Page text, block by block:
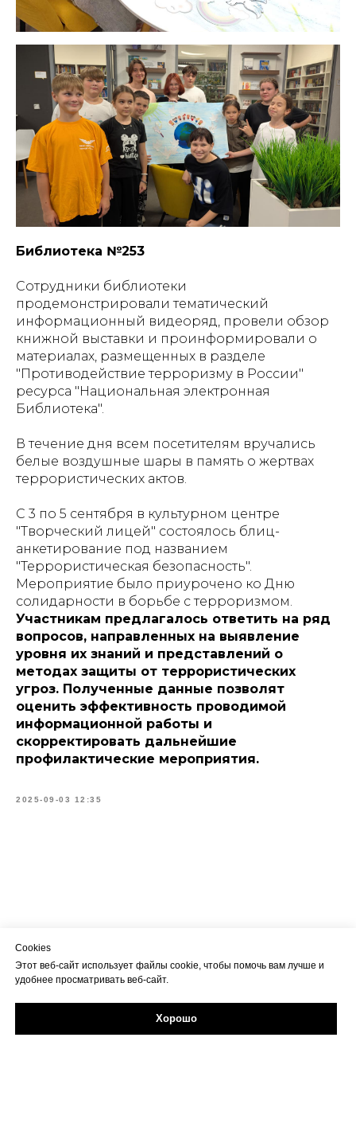
Задайте свой вопрос в Max
Библиотека №253
Сотрудники библиотеки
продемонстрировали тематический
информационный видеоряд, провели обзор
книжной выставки и проинформировали о
материалах, размещенных в разделе
"Противодействие терроризму в России"
ресурса "Национальная электронная
Библиотека".
В течение дня всем посетителям вручались
белые воздушные шары в память о жертвах
террористических актов.
С 3 по 5 сентября в культурном центре
"Творческий лицей" состоялось блиц-
анкетирование под названием
"Террористическая безопасность".
Мероприятие было приурочено ко Дню
солидарности в борьбе с терроризмом.
Участникам предлагалось ответить на ряд
вопросов, направленных на выявление
уровня их знаний и представлений о
методах защиты от террористических
угроз. Полученные данные позволят
оценить эффективность проводимой
информационной работы и
скорректировать дальнейшие
профилактические мероприятия.
2025-09-03 12:35
Cookies
Этот веб-сайт использует файлы cookie, чтобы помочь вам лучше и
удобнее просматривать веб-сайт.
Хорошо